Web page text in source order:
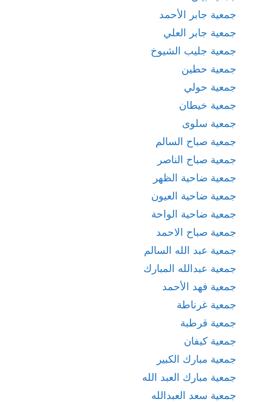
جمعية جابر الأحمد
جمعية جابر العلي
جمعية جليب الشيوخ
جمعية حطين
جمعية حولي
جمعية خيطان
جمعية سلوى
جمعية صباح السالم
جمعية صباح الناصر
جمعية ضاحية الظهر
جمعية ضاحية العيون
جمعية ضاحية الواحة
جمعية صباح الاحمد
جمعية عبد الله السالم
جمعية عبدالله المبارك
جمعية فهد الأحمد
جمعية غرناطة
جمعية قرطبة
جمعية كيفان
جمعية مبارك الكبير
جمعية مبارك العبد الله
جمعية سعد العبدالله